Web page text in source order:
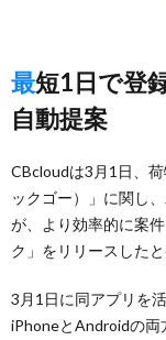
最短1日で登録完了、現在地近くの案件を
自動提案
CBcloudは3月1日、
ックゴー）」に関し
が、より効率的に案
ク」をリリースしたと
3月1日に同アプリを
iPhoneとAndroidの両